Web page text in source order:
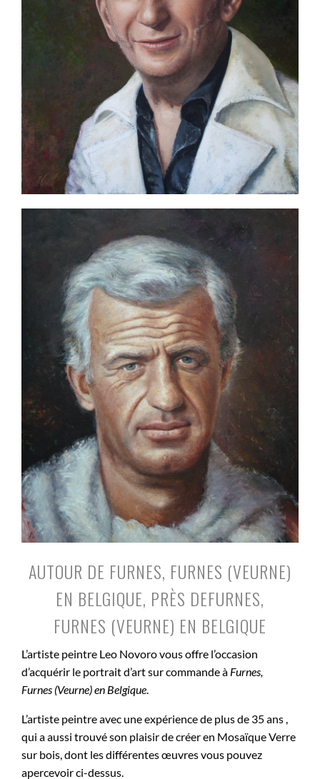
AUTOUR DE FURNES, FURNES (VEURNE)
EN BELGIQUE, PRÈS DEFURNES,
FURNES (VEURNE) EN BELGIQUE
L’artiste peintre Leo Novoro vous offre l’occasion
d’acquérir le portrait d’art sur commande à Furnes,
Furnes (Veurne) en Belgique.
L’artiste peintre avec une expérience de plus de 35 ans ,
qui a aussi trouvé son plaisir de créer en Mosaïque Verre
sur bois, dont les différentes œuvres vous pouvez
apercevoir ci-dessus.